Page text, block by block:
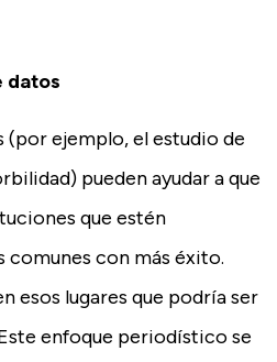
datos
(por ejemplo, el estudio de
pueden ayudar a que
que estén
con más éxito.
esos lugares que podría ser
enfoque periodístico se